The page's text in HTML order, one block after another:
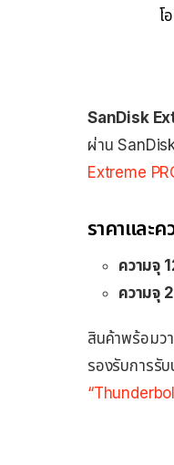
โ
SanDisk
ผ่าน
Extreme
ราคาและค
ความจุ
ความจุ
สินค้าพร้อมว
รองรับการรั